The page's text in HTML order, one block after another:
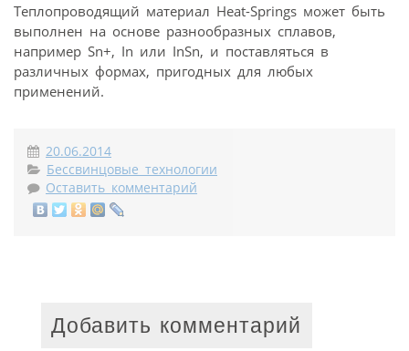
Теплопроводящий материал Heat-Springs может быть
выполнен на основе разнообразных сплавов,
например Sn+, In или InSn, и поставляться в
различных формах, пригодных для любых
применений.
20.06.2014
Бессвинцовые технологии
Оставить комментарий
Добавить комментарий